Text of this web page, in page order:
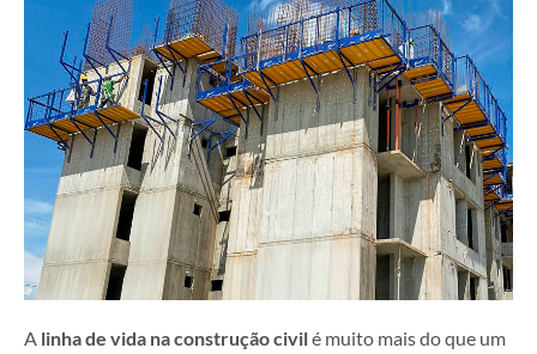
A linha de vida na construção civilé muito mais do que um